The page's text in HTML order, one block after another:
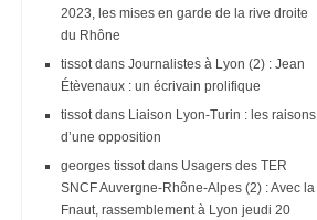
2023, les mises en garde de la rive droite
du Rhône
tissotdans Journalistes à Lyon (2) : Jean
Étèvenaux : un écrivain prolifique
tissotdans Liaison Lyon-Turin : les raisons
d’une opposition
georges tissotdans Usagers des TER
SNCF Auvergne-Rhône-Alpes (2) : Avec la
Fnaut, rassemblement à Lyon jeudi 20